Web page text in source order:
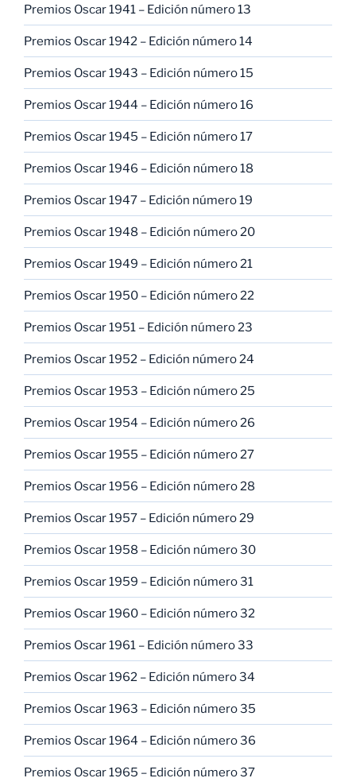
Premios Oscar 1941 – Edición número 13
Premios Oscar 1942 – Edición número 14
Premios Oscar 1943 – Edición número 15
Premios Oscar 1944 – Edición número 16
Premios Oscar 1945 – Edición número 17
Premios Oscar 1946 – Edición número 18
Premios Oscar 1947 – Edición número 19
Premios Oscar 1948 – Edición número 20
Premios Oscar 1949 – Edición número 21
Premios Oscar 1950 – Edición número 22
Premios Oscar 1951 – Edición número 23
Premios Oscar 1952 – Edición número 24
Premios Oscar 1953 – Edición número 25
Premios Oscar 1954 – Edición número 26
Premios Oscar 1955 – Edición número 27
Premios Oscar 1956 – Edición número 28
Premios Oscar 1957 – Edición número 29
Premios Oscar 1958 – Edición número 30
Premios Oscar 1959 – Edición número 31
Premios Oscar 1960 – Edición número 32
Premios Oscar 1961 – Edición número 33
Premios Oscar 1962 – Edición número 34
Premios Oscar 1963 – Edición número 35
Premios Oscar 1964 – Edición número 36
Premios Oscar 1965 – Edición número 37